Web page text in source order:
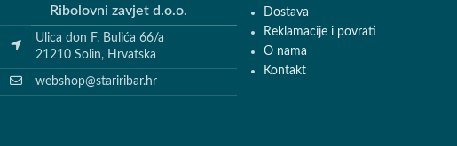
Ribolovni zavjet d.o.o.
Ulica don F. Bulića 66/a
21210 Solin, Hrvatska
webshop@stariribar.hr
Dostava
Reklamacije i povrati
O nama
Kontakt